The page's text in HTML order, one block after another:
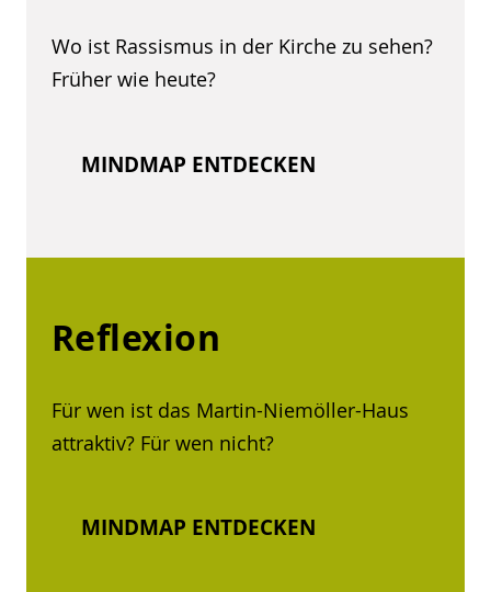
Wo ist Rassismus in der Kirche zu sehen?
Früher wie heute?
MINDMAP ENTDECKEN
Reflexion
Für wen ist das Martin-Niemöller-Haus
attraktiv? Für wen nicht?
MINDMAP ENTDECKEN